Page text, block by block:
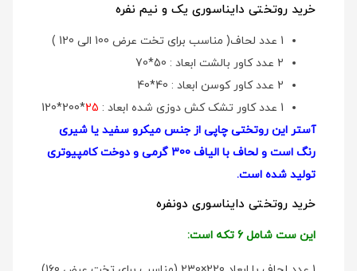
خرید روتختی دایناسوری یک و نیم نفره
1 عدد لحاف( مناسب برای تخت عرض 100 الی 120 )
2 عدد کاور بالشت ابعاد : 50*70
2 عدد کاور کوسن ابعاد : 40*40
1 عدد کاور تشک کش دوزی شده ابعاد :
25
*200*120
آستر این روتختی چاپی از جنس میکرو سفید یا شیری
رنگ است و لحاف با الیاف 300 گرمی و دوخت کامپیوتری
تولید شده است.
خرید روتختی دایناسوری دونفره
این ست شامل 6 تکه است: